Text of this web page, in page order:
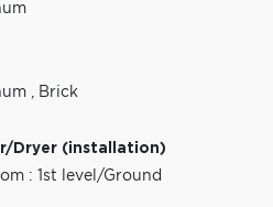
, Brick
Dryer (installation)
: 1st level/Ground